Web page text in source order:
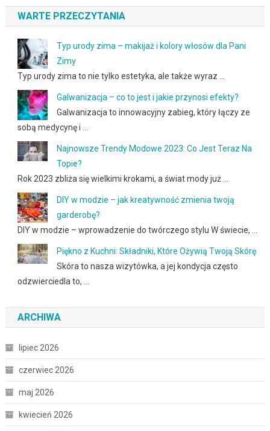
WARTE PRZECZYTANIA
Typ urody zima – makijaż i kolory włosów dla Pani
Zimy
Typ urody zima to nie tylko estetyka, ale także wyraz …
Galwanizacja – co to jest i jakie przynosi efekty?
Galwanizacja to innowacyjny zabieg, który łączy ze
sobą medycynę i …
Najnowsze Trendy Modowe 2023: Co Jest Teraz Na
Topie?
Rok 2023 zbliża się wielkimi krokami, a świat mody już …
DIY w modzie – jak kreatywność zmienia twoją
garderobę?
DIY w modzie – wprowadzenie do twórczego stylu W świecie, …
Piękno z Kuchni: Składniki, Które Ożywią Twoją Skórę
Skóra to nasza wizytówka, a jej kondycja często
odzwierciedla to, …
ARCHIWA
lipiec 2026
czerwiec 2026
maj 2026
kwiecień 2026